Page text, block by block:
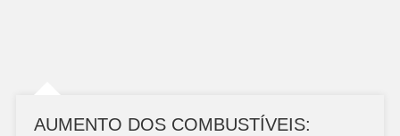
AUMENTO DOS COMBUSTÍVEIS: